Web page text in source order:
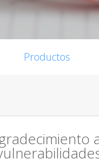
Productos